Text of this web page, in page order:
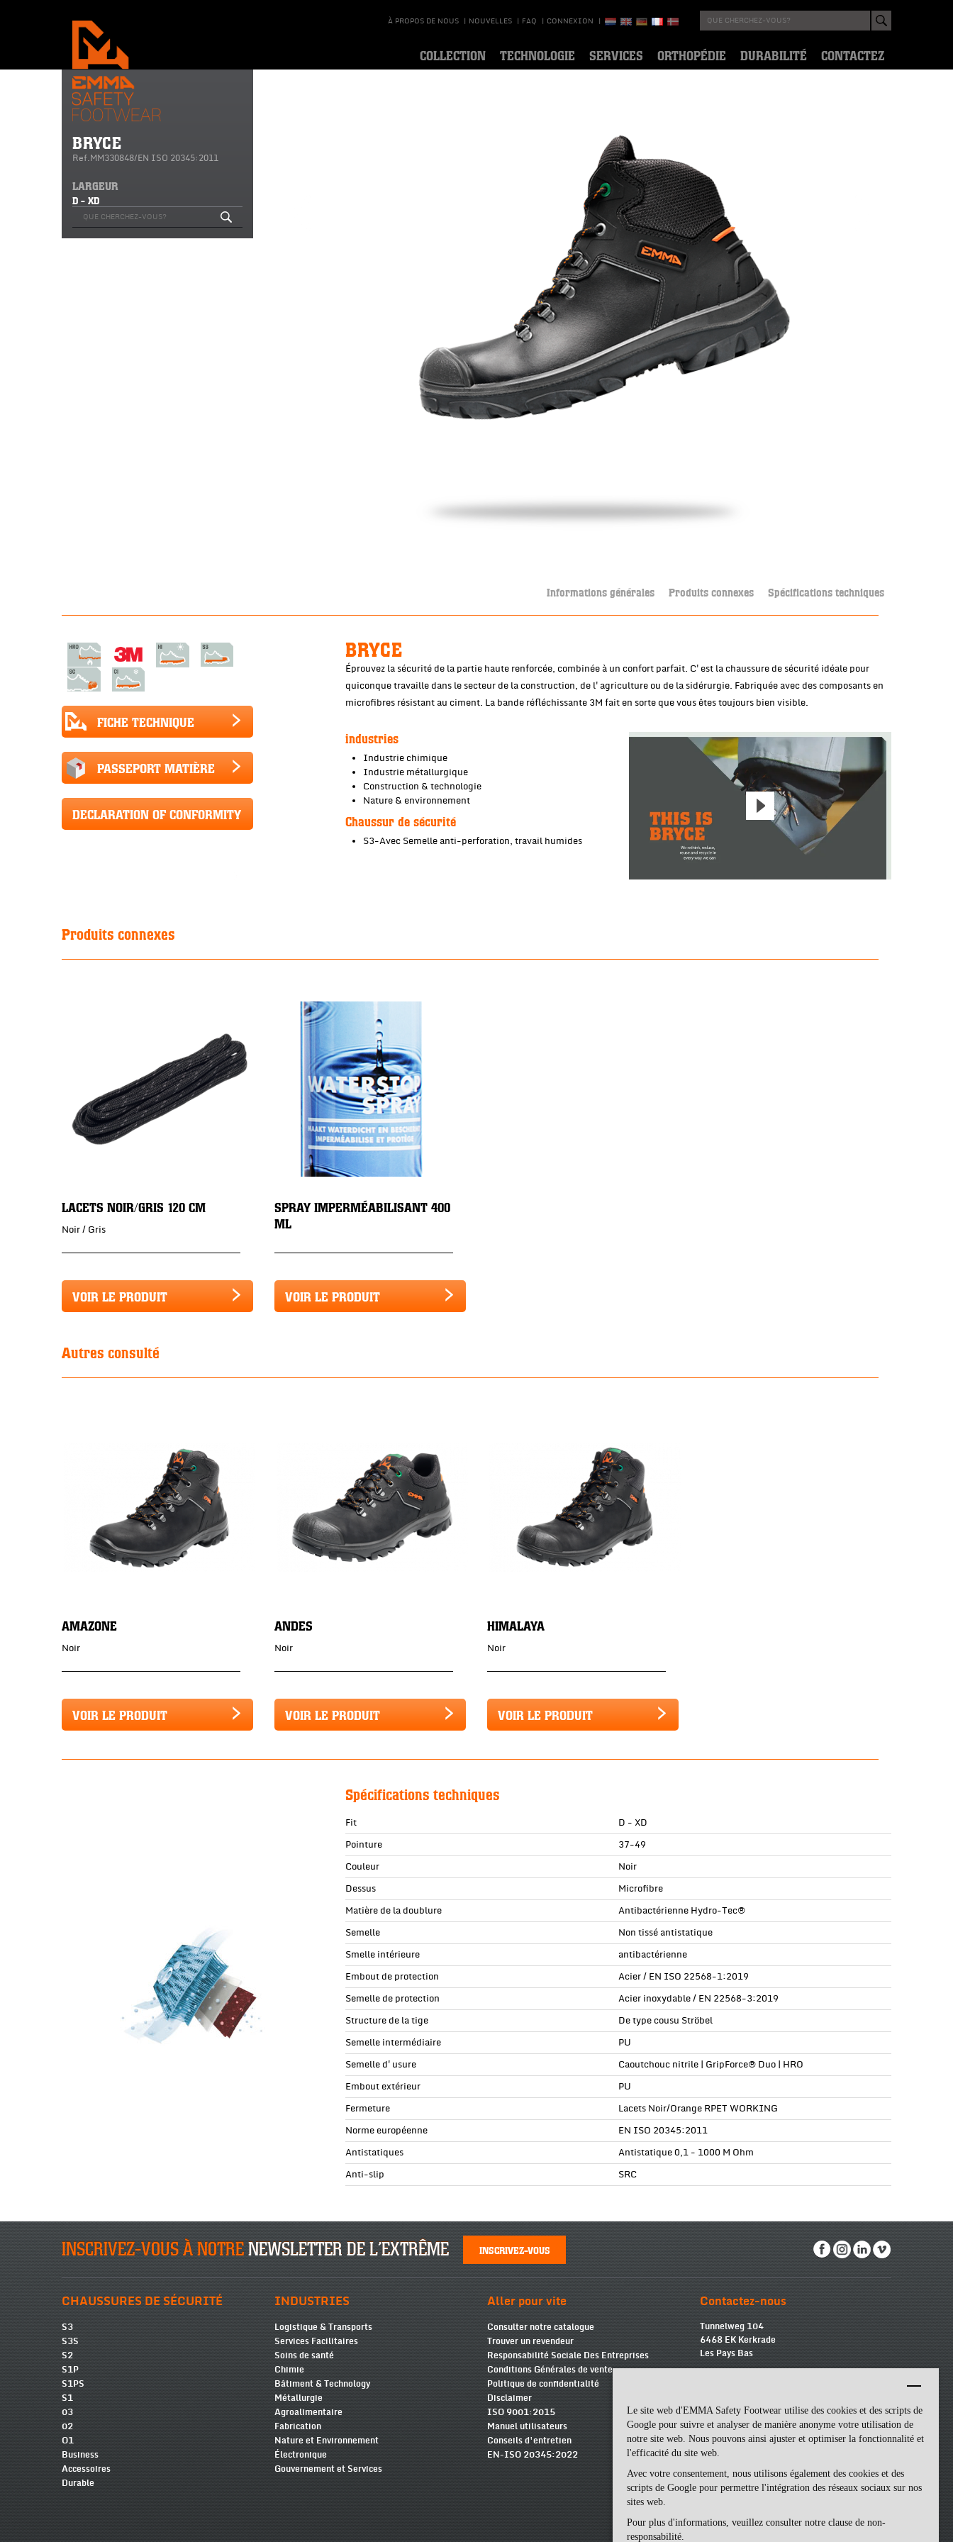
Le site web d'EMMA Safety Footwear utilise des cookies et des scripts de
Google pour suivre et analyser de manière anonyme votre utilisation de
notre site web. Nous pouvons ainsi ajuster et optimiser la fonctionnalité et
l'efficacité du site web.
Avec votre consentement, nous utilisons également des cookies et des
scripts de Google pour permettre l'intégration des réseaux sociaux sur nos
sites web.
Pour plus d'informations, veuillez consulter notre clause de non-
responsabilité.
À PROPOS DE NOUS | NOUVELLES | FAQ | CONNEXION |
COLLECTION TECHNOLOGIE SERVICES ORTHOPÉDIE DURABILITÉ CONTACTEZ
BRYCE
Ref.MM330848/EN ISO 20345:2011
LARGEUR
D - XD
Informations générales Produits connexes Spécifications techniques
FICHE TECHNIQUE
PASSEPORT MATIÈRE
DECLARATION OF CONFORMITY
BRYCE
Éprouvez la sécurité de la partie haute renforcée, combinée à un confort parfait. C'est la chaussure de sécurité idéale pour
quiconque travaille dans le secteur de la construction, de l'agriculture ou de la sidérurgie. Fabriquée avec des composants en
microfibres résistant au ciment. La bande réfléchissante 3M fait en sorte que vous êtes toujours bien visible.
industries
Industrie chimique
Industrie métallurgique
Construction & technologie
Nature & environnement
Chaussur de sécurité
S3-Avec Semelle anti-perforation, travail humides
Produits connexes
LACETS NOIR/GRIS 120 CM
Noir / Gris
VOIR LE PRODUIT
SPRAY IMPERMÉABILISANT 400
ML
VOIR LE PRODUIT
Autres consulté
AMAZONE
Noir
VOIR LE PRODUIT
ANDES
Noir
VOIR LE PRODUIT
HIMALAYA
Noir
VOIR LE PRODUIT
Spécifications techniques
Fit
D - XD
Pointure
37-49
Couleur
Noir
Dessus
Microfibre
Matière de la doublure
Antibactérienne Hydro-Tec®
Semelle
Non tissé antistatique
Smelle intérieure
antibactérienne
Embout de protection
Acier / EN ISO 22568-1:2019
Semelle de protection
Acier inoxydable / EN 22568-3:2019
Structure de la tige
De type cousu Ströbel
Semelle intermédiaire
PU
Semelle d'usure
Caoutchouc nitrile | GripForce® Duo | HRO
Embout extérieur
PU
Fermeture
Lacets Noir/Orange RPET WORKING
Norme européenne
EN ISO 20345:2011
Antistatiques
Antistatique 0,1 - 1000 M Ohm
Anti-slip
SRC
INSCRIVEZ-VOUS À NOTRENEWSLETTER DE L’EXTRÊME INSCRIVEZ-VOUS
CHAUSSURES DE SÉCURITÉ
S3
S3S
S2
S1P
S1PS
S1
03
02
O1
Business
Accessoires
Durable
INDUSTRIES
Logistique & Transports
Services Facilitaires
Soins de santé
Chimie
Bâtiment & Technology
Métallurgie
Agroalimentaire
Fabrication
Nature et Environnement
Électronique
Gouvernement et Services
Aller pour vite
Consulter notre catalogue
Trouver un revendeur
Responsabilité Sociale Des Entreprises
Conditions Générales de vente
Politique de confidentialité
Disclaimer
ISO 9001:2015
Manuel utilisateurs
Conseils d'entretien
EN-ISO 20345:2022
Contactez-nous
Tunnelweg 104
6468 EK Kerkrade
Les Pays Bas
Informations sur l’entreprise
Nom de l’entreprise : Emma Safety Footwear
BV
Numéro d’enregistrement au registre du
commerce : 57162581